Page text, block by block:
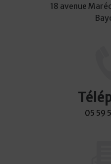
18 avenue
05 59